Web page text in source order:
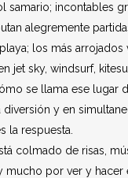
samario; incontables
alegremente
los más arrojados
jet sky, windsurf,
se llama ese lugar
diversión y en
la respuesta.
colmado de risas,
mucho por ver y hacer